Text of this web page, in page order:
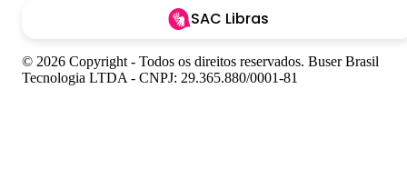
SAC Libras
© 2026 Copyright - Todos os direitos reservados. Buser Brasil
Tecnologia LTDA - CNPJ: 29.365.880/0001-81